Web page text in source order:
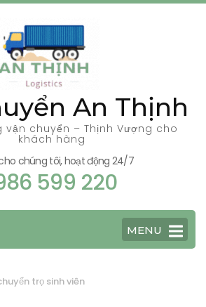
An Thịnh
vận chuyển – Thịnh Vượng cho
khách hàng
chúng tôi, hoạt động 24/7
599 220
MENU
trọ sinh viên